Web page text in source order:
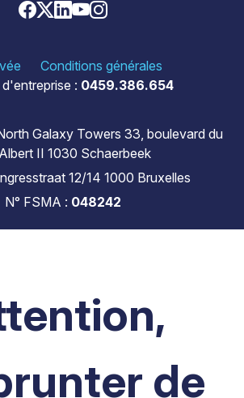
Conditions générales
: 0459.386.654
Galaxy Towers 33, boulevard du
II 1030 Schaerbeek
12/14 1000 Bruxelles
N° FSMA : 048242
de